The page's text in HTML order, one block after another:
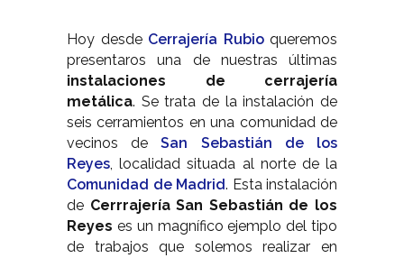
Hoy desde Cerrajería Rubioqueremos
presentaros una de nuestras últimas
instalaciones de cerrajería
metálica. Se trata de la instalación de
seis cerramientos en una comunidad de
vecinos deSan Sebastián de los
Reyes, localidad situada al norte de la
Comunidad de Madrid. Esta instalación
de Cerrrajería San Sebastián de los
Reyes es un magnífico ejemplo del tipo
de trabajos que solemos realizar en